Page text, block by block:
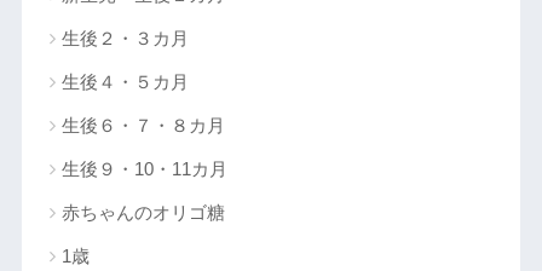
生後２・３カ月
生後４・５カ月
生後６・７・８カ月
生後９・10・11カ月
赤ちゃんのオリゴ糖
1歳